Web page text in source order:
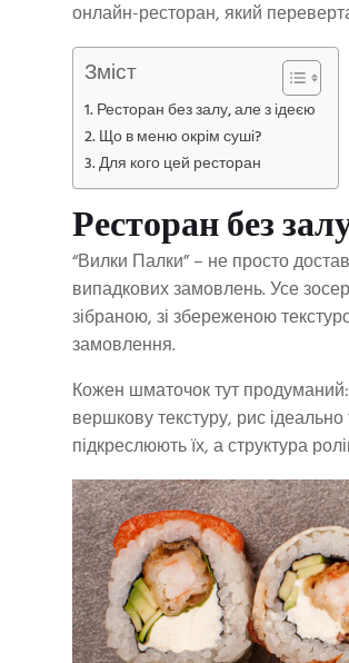
онлайн-ресторан, який
Зміст
Ресторан без залу, але з ідеєю
Що в меню окрім суші?
Для кого цей ресторан
Ресторан без
“Вилки Палки” – не просто
випадкових замовлень. Усе
зібраною, зі збереженою
замовлення.
Кожен шматочок тут продуманий:
вершкову текстуру, рис
підкреслюють їх, а структура